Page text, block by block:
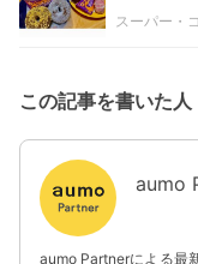
スーパー・
この記事を書いた人
aumo
aumo Partnerによる最